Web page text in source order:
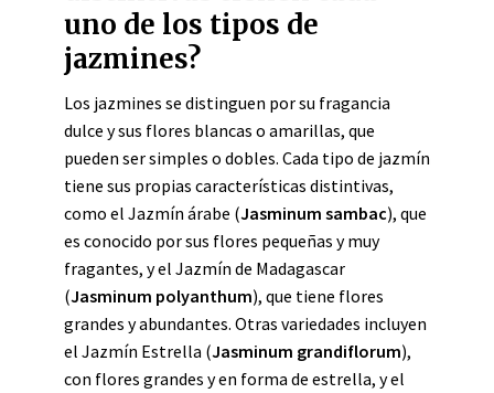
uno de los tipos de
jazmines?
Los jazmines se distinguen por su fragancia
dulce y sus flores blancas o amarillas, que
pueden ser simples o dobles. Cada tipo de jazmín
tiene sus propias características distintivas,
como el Jazmín árabe (Jasminum sambac), que
es conocido por sus flores pequeñas y muy
fragantes, y el Jazmín de Madagascar
(Jasminum polyanthum), que tiene flores
grandes y abundantes. Otras variedades incluyen
el Jazmín Estrella (Jasminum grandiflorum),
con flores grandes y en forma de estrella, y el